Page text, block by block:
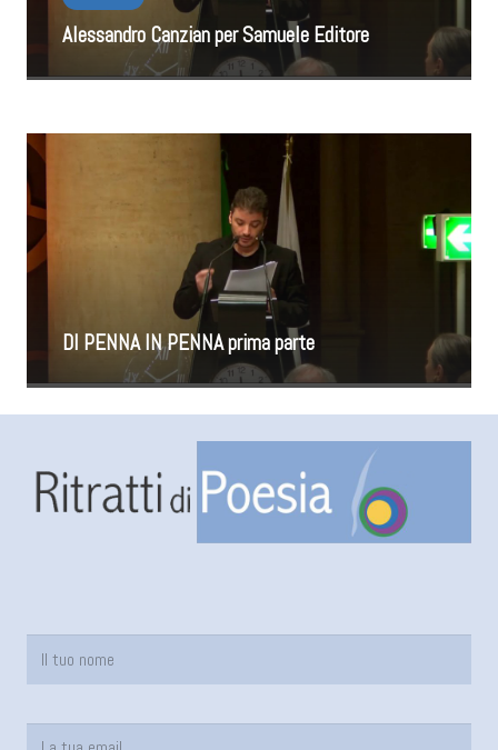
Alessandro Canzian per Samuele Editore
DI PENNA IN PENNA prima parte